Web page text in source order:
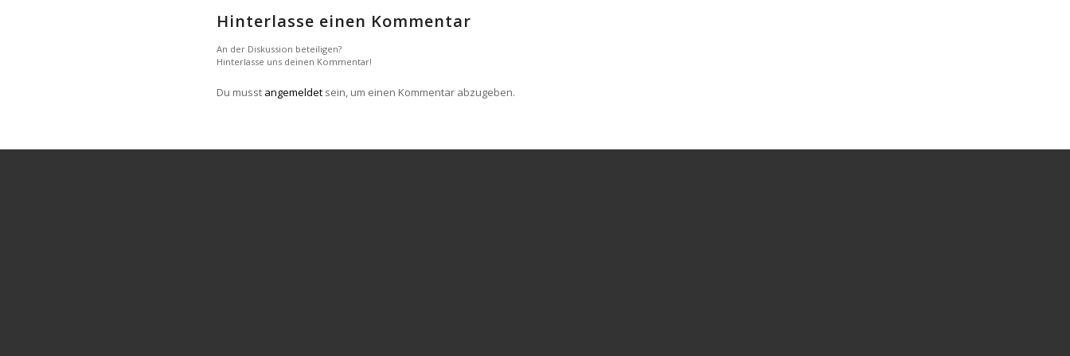
Hinterlasse einen Kommentar
An der Diskussion beteiligen?
Hinterlasse uns deinen Kommentar!
Du musst angemeldet sein, um einen Kommentar abzugeben.